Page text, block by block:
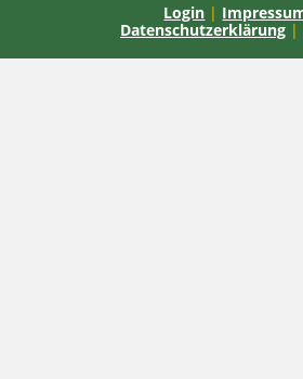
Login |
Datenschutzerklärung |